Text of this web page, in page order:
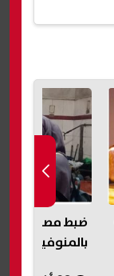
ضبط مصنع غير
بالمنوفية